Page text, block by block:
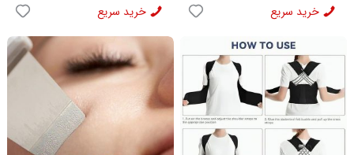
خرید سریع خرید سریع